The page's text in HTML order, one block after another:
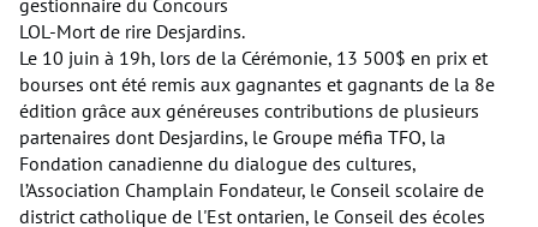
gestionnaire du Concours
LOL-Mort de rire Desjardins.
Le 10 juin à 19h, lors de la Cérémonie, 13 500$ en prix et
bourses ont été remis aux gagnantes et gagnants de la 8e
édition grâce aux généreuses contributions de plusieurs
partenaires dont Desjardins, le Groupe méfia TFO, la
Fondation canadienne du dialogue des cultures,
l’Association Champlain Fondateur, le Conseil scolaire de
district catholique de l'Est ontarien, le Conseil des écoles